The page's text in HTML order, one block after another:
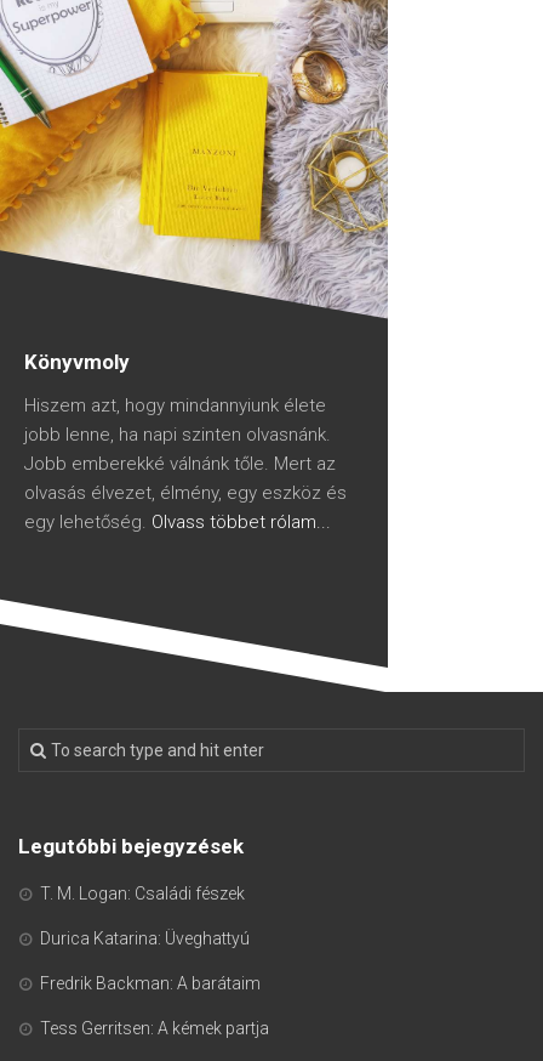
Könyvmoly
Hiszem azt, hogy mindannyiunk élete
jobb lenne, ha napi szinten olvasnánk.
Jobb emberekké válnánk tőle. Mert az
olvasás élvezet, élmény, egy eszköz és
egy lehetőség. Olvass többet rólam...
Legutóbbi bejegyzések
T. M. Logan: Családi fészek
Durica Katarina: Üveghattyú
Fredrik Backman: A barátaim
Tess Gerritsen: A kémek partja